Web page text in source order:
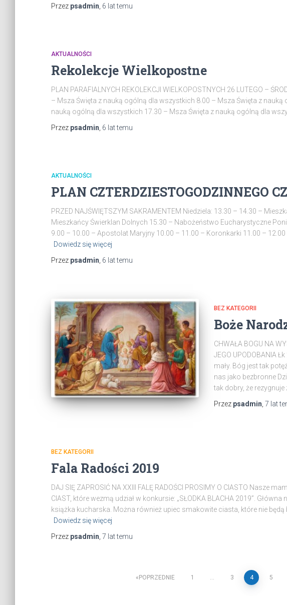
Przez psadmin 6 lattemu
AKTUALNOŚCI
Rekolekcje Wielkopostne
PLAN PARAFIALNYCH REKOLEKCJI WIELKOPOSTNYCH 26 LUTEGO –
– Msza Święta z nauką ogólną dla wszystkich 8.00 – Msza Święta z
nauką ogólną dla wszystkich 17.30 – Msza Święta z nauką ogólną dla
Przez psadmin 6 lattemu
AKTUALNOŚCI
PLAN CZTERDZIESTOGODZINNEGO
PRZED NAJŚWIĘTSZYM SAKRAMENTEM Niedziela: 13.30 – 14.30 –
Mieszkańcy Świerklan Dolnych 15.30 – Nabożeństwo Eucharystyczne
9.00 – 10.00 – Apostolat Maryjny 10.00 – 11.00 – Koronkarki 11.00 –
Dowiedz się więcej
Przez psadmin 6 lattemu
BEZ KATEGORII
Boże
CHWAŁA BOGU NA
JEGO UPODOBANIA
mały. Bóg jest tak
nas jako bezbronne
tak dobry, że rezygnuje
Przez psadmin 7 lat
BEZ KATEGORII
Fala Radości 2019
DAJ SIĘ ZAPROSIĆ NA XXIII FALĘ RADOŚCI PROSIMY O CIASTO Nasze
CIAST, które wezmą udział w konkursie: „SŁODKA BLACHA 2019”.
książka kucharska. Można również upiec smakowite ciasta, które nie będą
Dowiedz się więcej
Przez psadmin 7 lattemu
Stronicowanie
POPRZEDNIE 1 … 3 4 5